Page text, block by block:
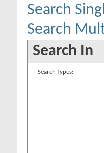
Search
Search
Search In
Search Types: